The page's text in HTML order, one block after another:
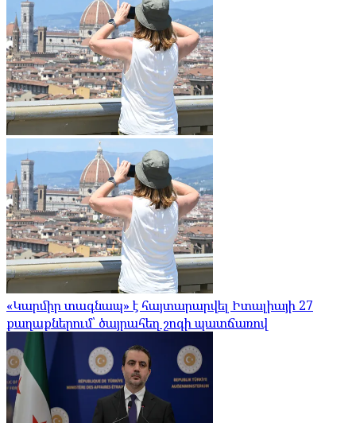
«Կարմիր տագնապ» է հայտարարվել Իտալիայի 27
քաղաքներում՝ ծայրահեղ շոգի պատճառով